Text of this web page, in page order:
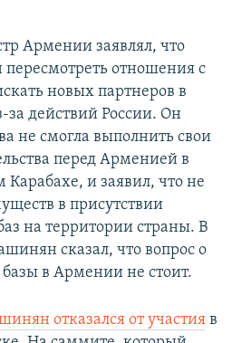
Армении заявлял, что
отношения с
новых партнеров в
за действий России. Он
не смогла выполнить свои
перед Арменией в
и заявил, что не
в присутствии
на территории страны. В
сказал, что вопрос о
в Армении не стоит.
отказался от участия в